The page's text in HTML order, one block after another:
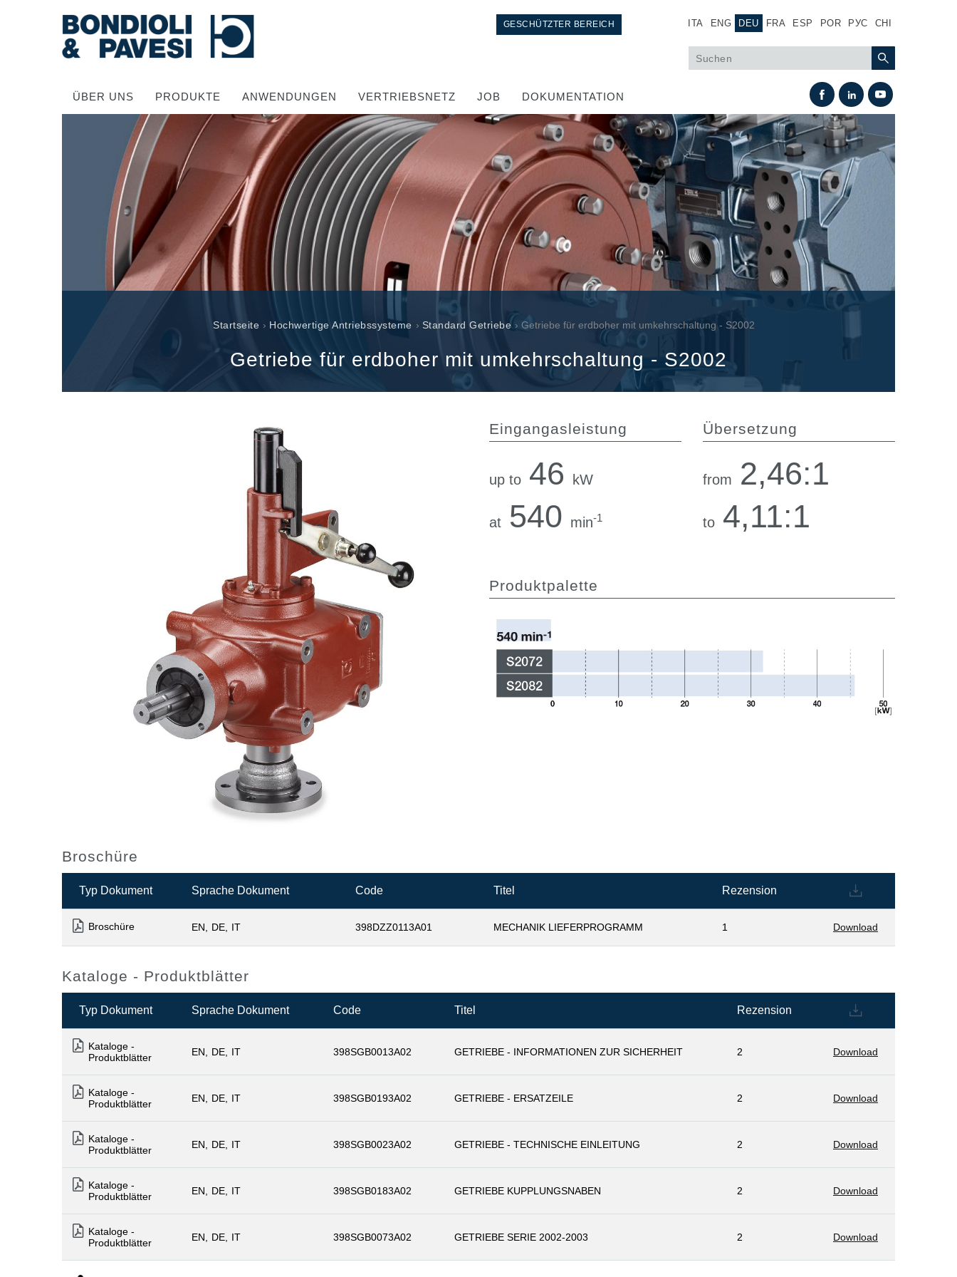
ITA ENG DEU FRA ESP POR РУС CHI
GESCHÜTZTER BEREICH
ÜBER UNS PRODUKTE ANWENDUNGEN VERTRIEBSNETZ JOB DOKUMENTATION
Hochwertige Antriebssysteme
Kardan Gelenkwellen
Standard Getriebe
Getriebehersteller für Bondioli & Pavesi
Stirnradgetriebe
Kundenspezifische Getriebe
Pump Drive Getriebe
Hydraulisch betätigte mehrscheiben Reibkupplungen
Axialkolbenpumpen und Axialkolbenmotoren
Für Bondioli & Pavesi produzierte Orbitalmotoren
Kontrolle
Integrierte Hydrauliksysteme
Cartridgeventile
Servosteuerungen
Elektronische Komponenten für Steuersysteme
Wärmeaustausch
Lüfter Steuerungssystem Fan Drive
Startseite › Hochwertige Antriebssysteme › Standard Getriebe › Getriebe für erdboher mit umkehrschaltung - S2002
Getriebe für erdboher mit umkehrschaltung - S2002
Eingangasleistung
up to 46 kW
at 540 min-1
Übersetzung
from 2,46:1
to 4,11:1
Produktpalette
Broschüre
Typ Dokument Sprache Dokument Code Titel Rezension
Broschüre EN DE IT 398DZZ0113A01 MECHANIK LIEFERPROGRAMM 1 Download
Kataloge - Produktblätter
Typ Dokument Sprache Dokument Code Titel Rezension
Kataloge -
Produktblätter
EN DE IT 398SGB0013A02 GETRIEBE - INFORMATIONEN ZUR SICHERHEIT 2 Download
Kataloge -
Produktblätter
EN DE IT 398SGB0193A02 GETRIEBE - ERSATZEILE 2 Download
Kataloge -
Produktblätter
EN DE IT 398SGB0023A02 GETRIEBE - TECHNISCHE EINLEITUNG 2 Download
Kataloge -
Produktblätter
EN DE IT 398SGB0183A02 GETRIEBE KUPPLUNGSNABEN 2 Download
Kataloge -
Produktblätter
EN DE IT 398SGB0073A02 GETRIEBE SERIE 2002-2003 2 Download